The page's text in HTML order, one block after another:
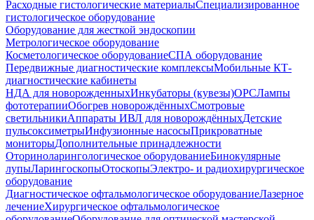
Расходные гистологические материалыСпециализированное
гистологическое оборудование
Оборудование для жесткой эндоскопии
Метрологическое оборудование
Косметологическое оборудованиеСПА оборудование
Передвижные диагностические комплексыМобильные КТ-
диагностические кабинеты
НДА для новорожденныхИнкубаторы (кувезы)ОРСЛампы
фототерапииОбогрев новорождённыхСмотровые
светильникиАппараты ИВЛ для новорождённыхДетские
пульсоксиметрыИнфузионные насосыПрикроватные
мониторыДополнительные принадлежности
Оториноларингологическое оборудованиеБинокулярные
лупыЛарингоскопыОтоскопыЭлектро- и радиохирургическое
оборудование
Диагностическое офтальмологическое оборудованиеЛазерное
лечениеХирургическое офтальмологическое